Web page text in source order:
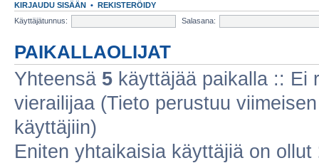
KIRJAUDU SISÄÄN • REKISTERÖIDY
Käyttäjätunnus:
Salasana:
PAIKALLAOLIJAT
Yhteensä 5 käyttäjää paikalla :: Ei
vierailijaa (Tieto perustuu
käyttäjiin)
Eniten yhtaikaisia käyttäjiä on ollut